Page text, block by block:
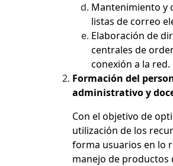
Mantenimiento y
listas de correo
Elaboración de
centrales de
conexión a la red.
Formación del
administrativo y
Con el objetivo de
utilización de los
forma usuarios en lo
manejo de productos